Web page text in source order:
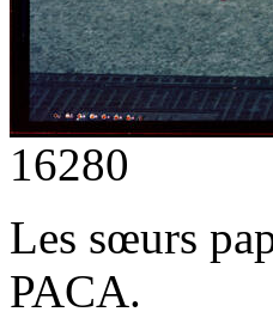
16280
Les sœurs
PACA.